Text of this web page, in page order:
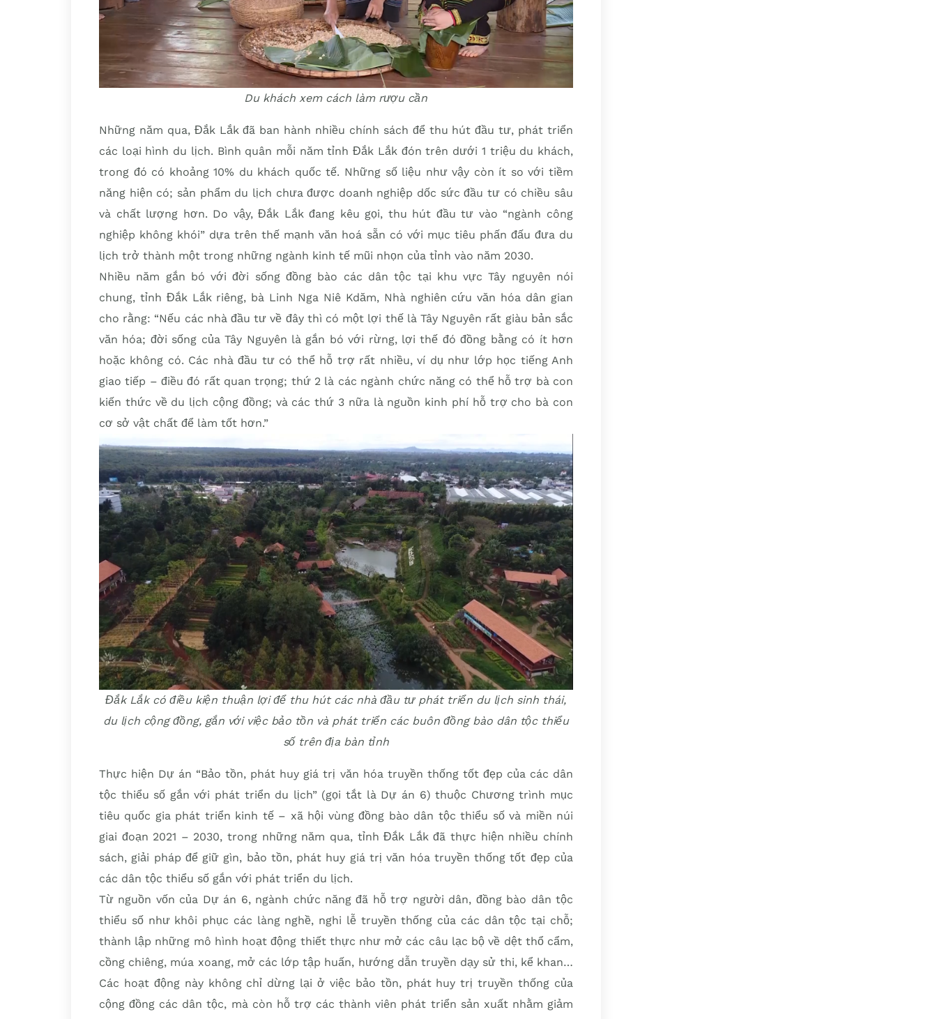
Du khách xem cách làm rượu cần
Những năm qua, Đắk Lắk đã ban hành nhiều chính sách để thu hút đầu tư, phát triển
các loại hình du lịch. Bình quân mỗi năm tỉnh Đắk Lắk đón trên dưới 1 triệu du khách,
trong đó có khoảng 10% du khách quốc tế. Những số liệu như vậy còn ít so với tiềm
năng hiện có; sản phẩm du lịch chưa được doanh nghiệp dốc sức đầu tư có chiều sâu
và chất lượng hơn. Do vậy, Đắk Lắk đang kêu gọi, thu hút đầu tư vào “ngành công
nghiệp không khói” dựa trên thế mạnh văn hoá sẵn có với mục tiêu phấn đấu đưa du
lịch trở thành một trong những ngành kinh tế mũi nhọn của tỉnh vào năm 2030.
Nhiều năm gắn bó với đời sống đồng bào các dân tộc tại khu vực Tây nguyên nói
chung, tỉnh Đắk Lắk riêng, bà Linh Nga Niê Kdăm, Nhà nghiên cứu văn hóa dân gian
cho rằng: “Nếu các nhà đầu tư về đây thì có một lợi thế là Tây Nguyên rất giàu bản sắc
văn hóa; đời sống của Tây Nguyên là gắn bó với rừng, lợi thế đó đồng bằng có ít hơn
hoặc không có. Các nhà đầu tư có thể hỗ trợ rất nhiều, ví dụ như lớp học tiếng Anh
giao tiếp – điều đó rất quan trọng; thứ 2 là các ngành chức năng có thể hỗ trợ bà con
kiến thức về du lịch cộng đồng; và các thứ 3 nữa là nguồn kinh phí hỗ trợ cho bà con
cơ sở vật chất để làm tốt hơn.”
Đắk Lắk có điều kiện thuận lợi để thu hút các nhà đầu tư phát triển du lịch sinh thái,
du lịch cộng đồng, gắn với việc bảo tồn và phát triển các buôn đồng bào dân tộc thiểu
số trên địa bàn tỉnh
Thực hiện Dự án “Bảo tồn, phát huy giá trị văn hóa truyền thống tốt đẹp của các dân
tộc thiểu số gắn với phát triển du lịch” (gọi tắt là Dự án 6) thuộc Chương trình mục
tiêu quốc gia phát triển kinh tế – xã hội vùng đồng bào dân tộc thiểu số và miền núi
giai đoạn 2021 – 2030, trong những năm qua, tỉnh Đắk Lắk đã thực hiện nhiều chính
sách, giải pháp để giữ gìn, bảo tồn, phát huy giá trị văn hóa truyền thống tốt đẹp của
các dân tộc thiểu số gắn với phát triển du lịch.
Từ nguồn vốn của Dự án 6, ngành chức năng đã hỗ trợ người dân, đồng bào dân tộc
thiểu số như khôi phục các làng nghề, nghi lễ truyền thống của các dân tộc tại chỗ;
thành lập những mô hình hoạt động thiết thực như mở các câu lạc bộ về dệt thổ cẩm,
cồng chiêng, múa xoang, mở các lớp tập huấn, hướng dẫn truyền dạy sử thi, kể khan…
Các hoạt động này không chỉ dừng lại ở việc bảo tồn, phát huy trị truyền thống của
cộng đồng các dân tộc, mà còn hỗ trợ các thành viên phát triển sản xuất nhằm giảm